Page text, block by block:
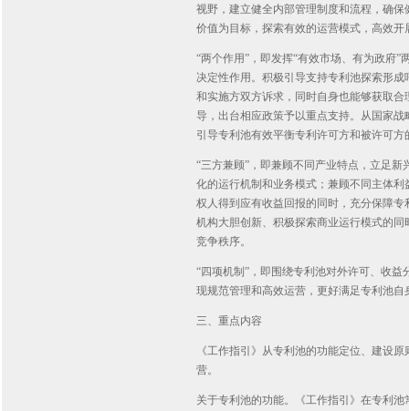
视野，建立健全内部管理制度和流程，确
价值为目标，探索有效的运营模式，高效
“两个作用”，即发挥“有效市场、有为政府
决定性作用。积极引导支持专利池探索形
和实施方双方诉求，同时自身也能够获取
导，出台相应政策予以重点支持。从国家
引导专利池有效平衡专利许可方和被许可
“三方兼顾”，即兼顾不同产业特点，立足
化的运行机制和业务模式；兼顾不同主体
权人得到应有收益回报的同时，充分保障
机构大胆创新、积极探索商业运行模式的
竞争秩序。
“四项机制”，即围绕专利池对外许可、收
现规范管理和高效运营，更好满足专利池
三、重点内容
《工作指引》从专利池的功能定位、建设
营。
关于专利池的功能。《工作指引》在专利